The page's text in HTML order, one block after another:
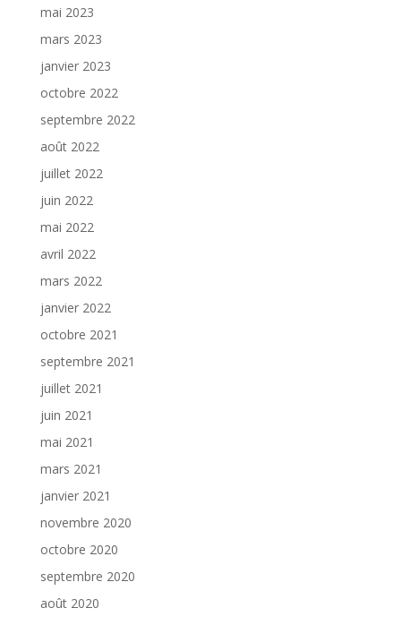
mai 2023
mars 2023
janvier 2023
octobre 2022
septembre 2022
août 2022
juillet 2022
juin 2022
mai 2022
avril 2022
mars 2022
janvier 2022
octobre 2021
septembre 2021
juillet 2021
juin 2021
mai 2021
mars 2021
janvier 2021
novembre 2020
octobre 2020
septembre 2020
août 2020